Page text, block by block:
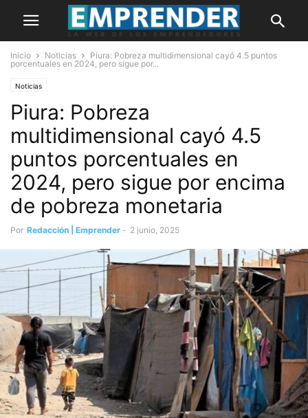
Inicio Noticias
Piura: Pobreza multidimensional cayó 4.5 puntos
porcentuales en 2024, pero sigue por...
Noticias
Piura: Pobreza
multidimensional cayó 4.5
puntos porcentuales en
2024, pero sigue por encima
de pobreza monetaria
Por Redacción | Emprender - 2 junio, 2025